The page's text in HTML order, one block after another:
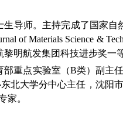
导师。主持完成了国家
of Materials Science &
明航发集团科技进步奖一
重点实验室（B类）副
北大学分中心主任，沈阳
家。